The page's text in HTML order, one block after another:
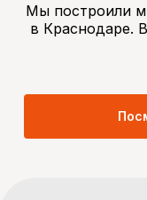
Мы построили
в Краснодаре.